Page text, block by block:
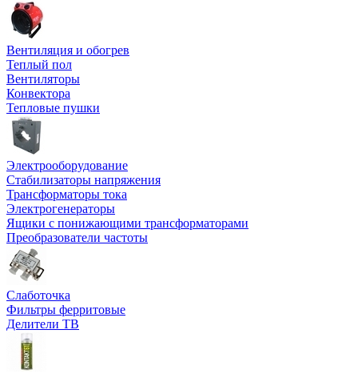
Вентиляция и обогрев
Теплый пол
Вентиляторы
Конвектора
Тепловые пушки
Электрооборудование
Стабилизаторы напряжения
Трансформаторы тока
Электрогенераторы
Ящики с понижающими трансформаторами
Преобразователи частоты
Слаботочка
Фильтры ферритовые
Делители ТВ